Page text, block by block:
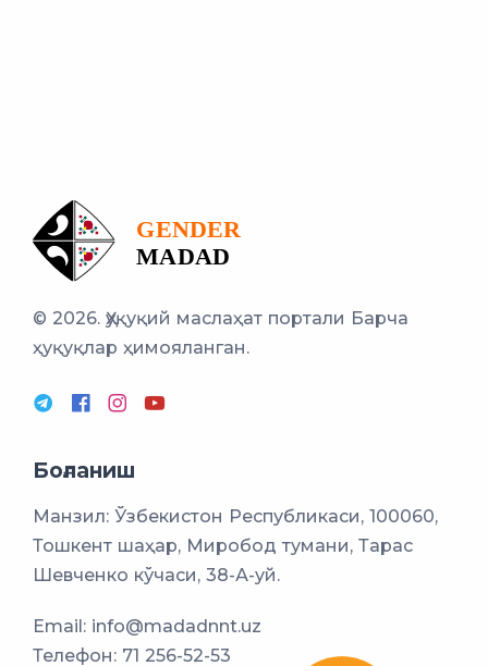
© 2026. Ҳуқуқий маслаҳат портали Барча
ҳуқуқлар ҳимояланган.
Боғланиш
Манзил: Ўзбекистон Республикаси, 100060,
Тошкент шаҳар, Миробод тумани, Тарас
Шевченко кўчаси, 38-А-уй.
Email: info@madadnnt.uz
Телефон: 71 256-52-53